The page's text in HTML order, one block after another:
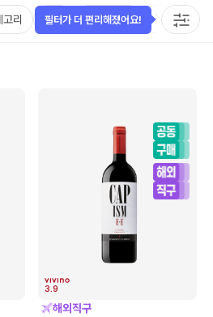
리 가격 비비노점수 국가 용량
3.9
해외직구
필터가 더 편리해졌어요!